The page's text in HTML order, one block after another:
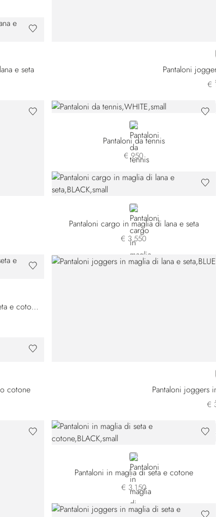
Pantaloni
€
e seta
WHITE
Pantaloni da tennis
€ 950
BLACK
Pantaloni cargo in maglia di lana e seta
€ 3.550
Blouson da jogging in maglia di seta e cotone
Pantaloni joggers
€
cotone
BLACK
Pantaloni in maglia di seta e cotone
€ 3.150